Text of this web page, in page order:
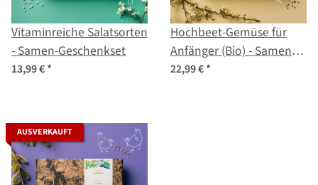
Vitaminreiche Salatsorten
- Samen-Geschenkset
13,99 €*
Hochbeet-Gemüse für
Anfänger (Bio) - Samen-
Geschenkset
22,99 €*
AUSVERKAUFT